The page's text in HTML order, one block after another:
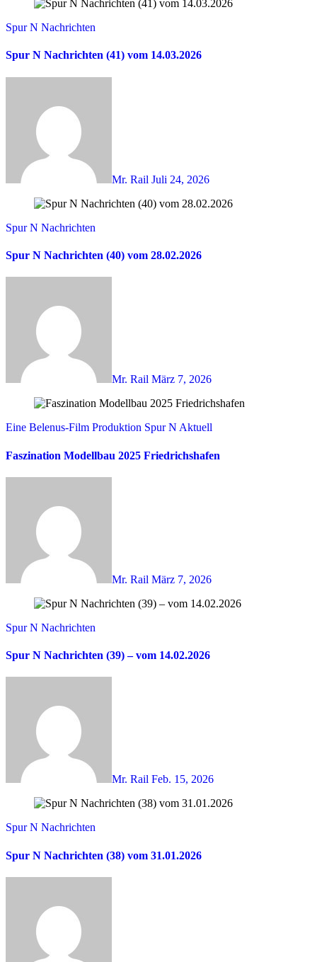
Spur N Nachrichten
Spur N Nachrichten (41) vom 14.03.2026
Mr. Rail Juli 24, 2026
Spur N Nachrichten
Spur N Nachrichten (40) vom 28.02.2026
Mr. Rail März 7, 2026
Eine Belenus-Film Produktion Spur N Aktuell
Faszination Modellbau 2025 Friedrichshafen
Mr. Rail März 7, 2026
Spur N Nachrichten
Spur N Nachrichten (39) – vom 14.02.2026
Mr. Rail Feb. 15, 2026
Spur N Nachrichten
Spur N Nachrichten (38) vom 31.01.2026